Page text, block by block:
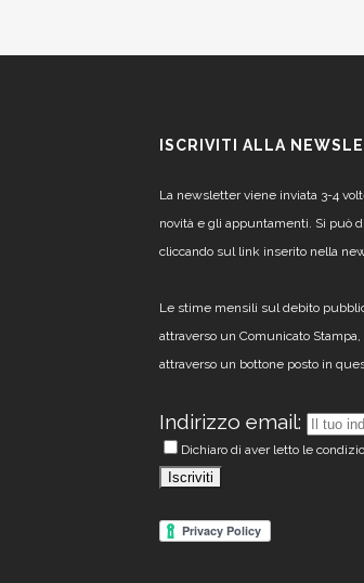
ISCRIVITI ALLA
La newsletter viene inviata 3-4
novità e gli appuntamenti. Si può
cliccando sul link inserito nella
Le stime mensili sul debito
attraverso un Comunicato
attraverso un bottone posto in
Indirizzo email:
Dichiaro di aver letto le